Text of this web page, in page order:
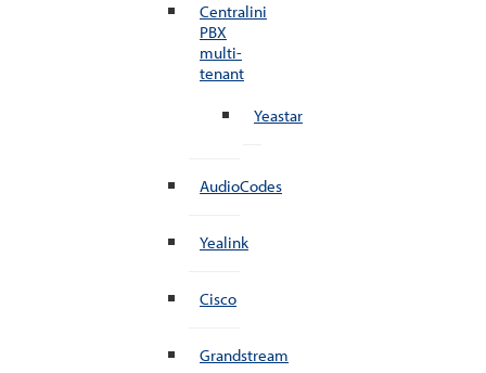
Centralini
PBX
multi-
tenant
Yeastar
AudioCodes
Yealink
Cisco
Grandstream